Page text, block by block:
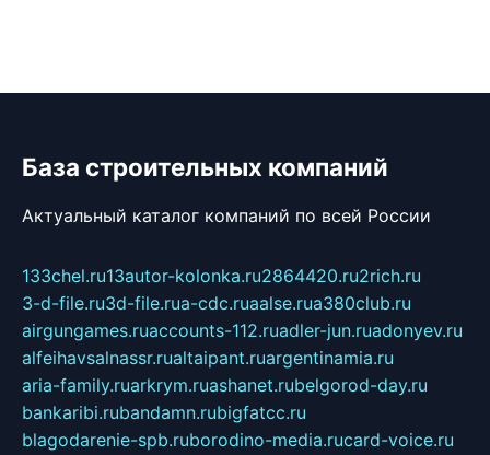
База строительных компаний
Актуальный каталог компаний по всей России
133chel.ru13autor-kolonka.ru2864420.ru2rich.ru
3-d-file.ru3d-file.rua-cdc.ruaalse.rua380club.ru
airgungames.ruaccounts-112.ruadler-jun.ruadonyev.ru
alfeihavsalnassr.rualtaipant.ruargentinamia.ru
aria-family.ruarkrym.ruashanet.rubelgorod-day.ru
bankaribi.rubandamn.rubigfatcc.ru
blagodarenie-spb.ruborodino-media.rucard-voice.ru